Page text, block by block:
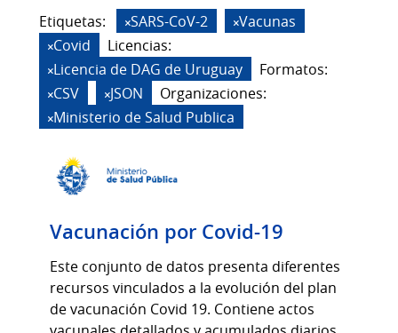
Etiquetas: SARS-CoV-2
Vacunas
Covid
Licencias:
Licencia de DAG de Uruguay
Formatos:
CSV
JSON
Organizaciones:
Ministerio de Salud Publica
Vacunación por Covid-19
Este conjunto de datos presenta diferentes
recursos vinculados a la evolución del plan
de vacunación Covid 19. Contiene actos